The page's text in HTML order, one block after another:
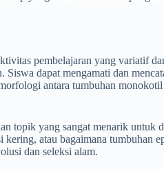
pembelajaran yang variatif
dapat mengamati dan
antara tumbuhan
topik yang sangat menarik untuk
atau bagaimana tumbuhan
dan seleksi alam.